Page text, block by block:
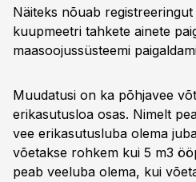
Näiteks nõuab
kuupmeetri tahkete ainete
maasoojussüsteemi
Muudatusi on ka põhjavee
erikasutusloa osas. Nimelt
vee erikasutusluba olema
võetakse rohkem kui 5 m3
peab veeluba olema, kui